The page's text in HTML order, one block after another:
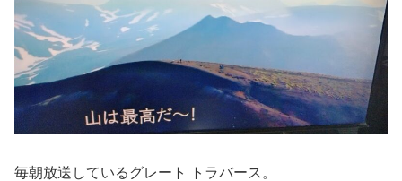
毎朝放送しているグレート トラバース。